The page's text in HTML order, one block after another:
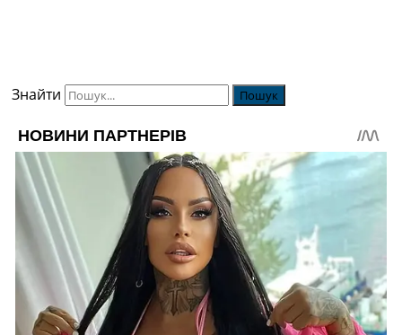
Знайти